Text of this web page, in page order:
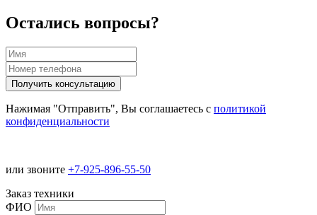
Остались вопросы?
Нажимая "Отправить", Вы соглашаетесь с политикой
конфиденциальности
или звоните +7-925-896-55-50
Заказ техники
ФИО